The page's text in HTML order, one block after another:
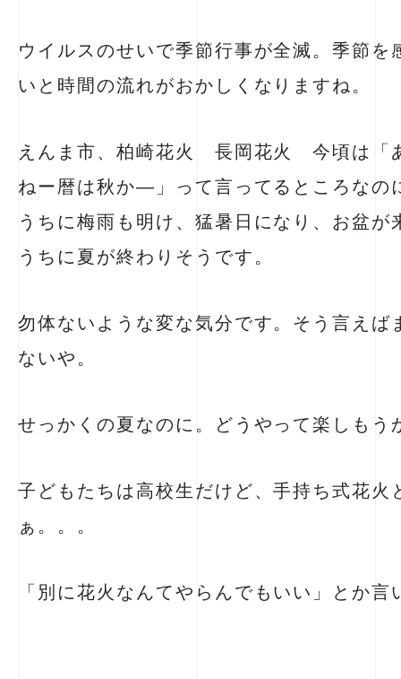
ウイルスのせいで季節行事が全滅。季節を
いと時間の流れがおかしくなりますね。
えんま市、柏崎花火 長岡花火 今頃は「
ねー暦は秋か―」って言ってるところなの
うちに梅雨も明け、猛暑日になり、お盆が
うちに夏が終わりそうです。
勿体ないような変な気分です。そう言えば
ないや。
せっかくの夏なのに。どうやって楽しもう
子どもたちは高校生だけど、手持ち式花火
ぁ。。。
「別に花火なんてやらんでもいい」とか言